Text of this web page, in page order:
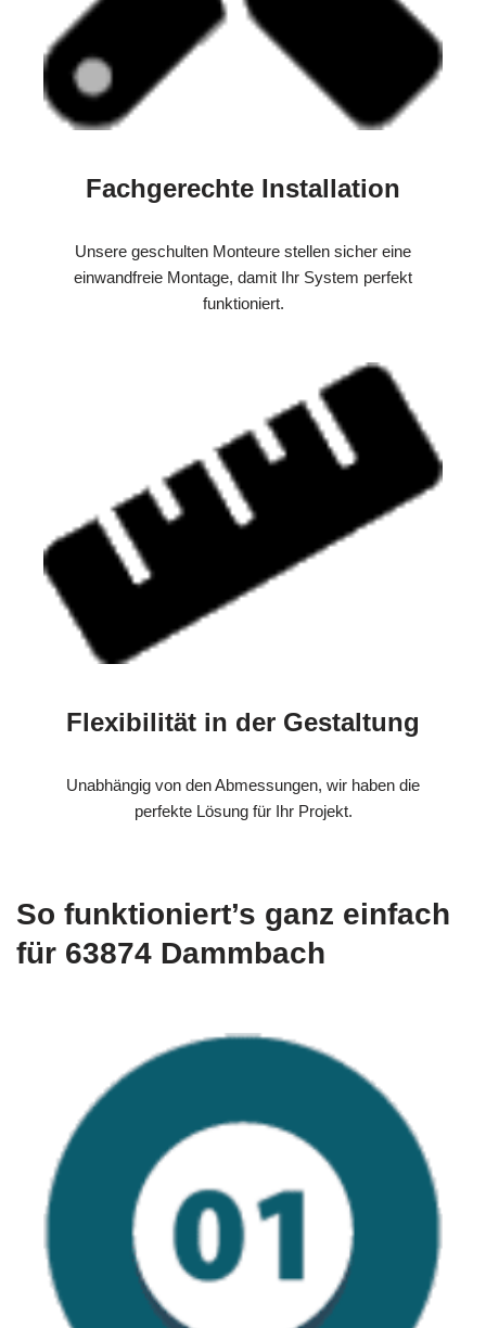
Fachgerechte Installation
Unsere geschulten Monteure stellen sicher eine
einwandfreie Montage, damit Ihr System perfekt
funktioniert.
Flexibilität in der Gestaltung
Unabhängig von den Abmessungen, wir haben die
perfekte Lösung für Ihr Projekt.
So funktioniert’s ganz einfach
für 63874 Dammbach